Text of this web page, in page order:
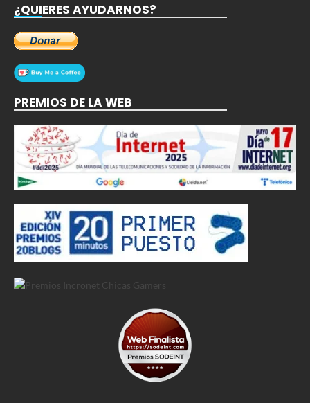
¿QUIERES AYUDARNOS?
PREMIOS DE LA WEB